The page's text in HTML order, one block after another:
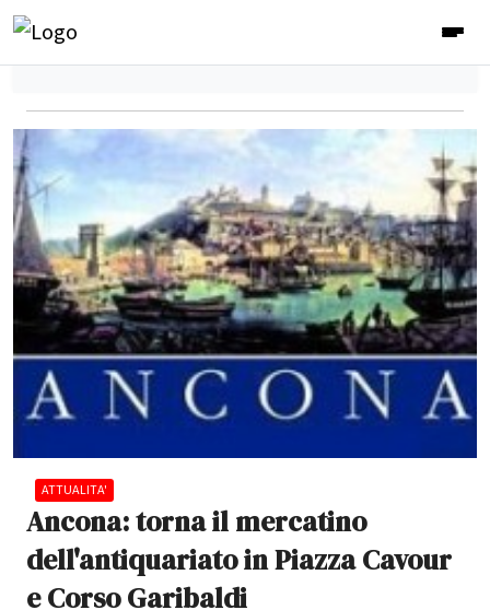
ATTUALITA'
Ancona: torna il mercatino
dell'antiquariato in Piazza Cavour
e Corso Garibaldi